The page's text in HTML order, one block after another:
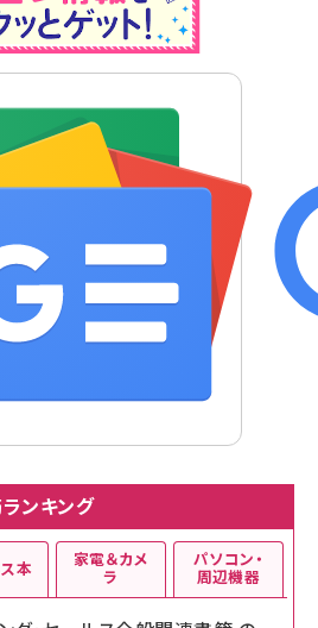
ンキング
本 家電＆カメ
ラ
パソコン・
周辺機器